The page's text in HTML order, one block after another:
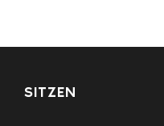
SITZEN